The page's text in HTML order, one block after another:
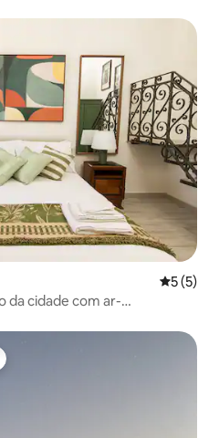
5 de
5 (5)
da cidade com ar-
dos hóspedes